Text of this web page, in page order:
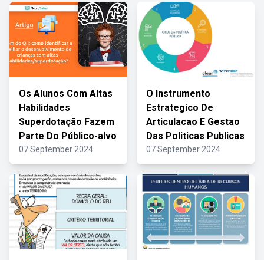
Os Alunos Com Altas
Habilidades
Superdotação Fazem
Parte Do Público-alvo
07 September 2024
O Instrumento
Estrategico De
Articulacao E Gestao
Das Politicas Publicas
07 September 2024